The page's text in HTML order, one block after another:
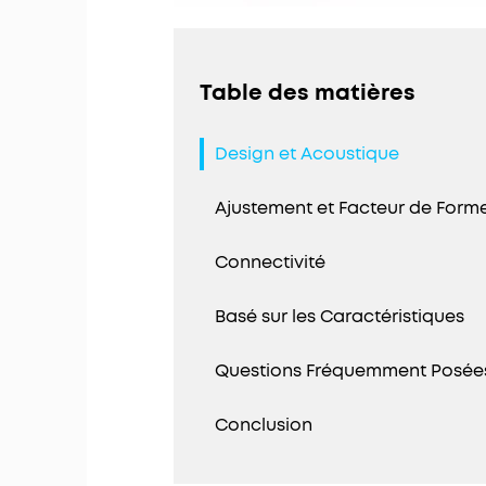
Table des matières
Design et Acoustique
Ajustement et Facteur de
Connectivité
Basé sur les Caractéristiques
Questions Fréquemment
Conclusion